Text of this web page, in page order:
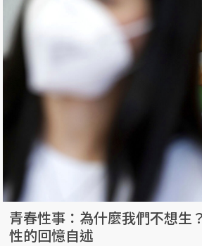
青春性事：為什麼我們不想生
性的回憶自述